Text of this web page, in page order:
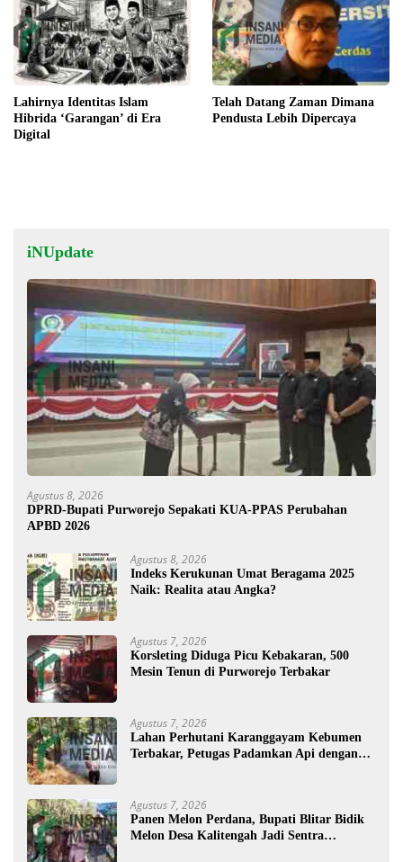
Lahirnya Identitas Islam
Hibrida ‘Garangan’ di Era
Digital
Telah Datang Zaman Dimana
Pendusta Lebih Dipercaya
iNUpdate
Agustus 8, 2026
DPRD-Bupati Purworejo Sepakati KUA-PPAS Perubahan
APBD 2026
Agustus 8, 2026
Indeks Kerukunan Umat Beragama 2025
Naik: Realita atau Angka?
Agustus 7, 2026
Korsleting Diduga Picu Kebakaran, 500
Mesin Tenun di Purworejo Terbakar
Agustus 7, 2026
Lahan Perhutani Karanggayam Kebumen
Terbakar, Petugas Padamkan Api dengan
Agustus 7, 2026
Panen Melon Perdana, Bupati Blitar Bidik
Melon Desa Kalitengah Jadi Sentra